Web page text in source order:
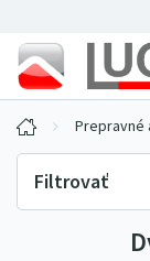
Prepravné
Filtrovať
Skladová